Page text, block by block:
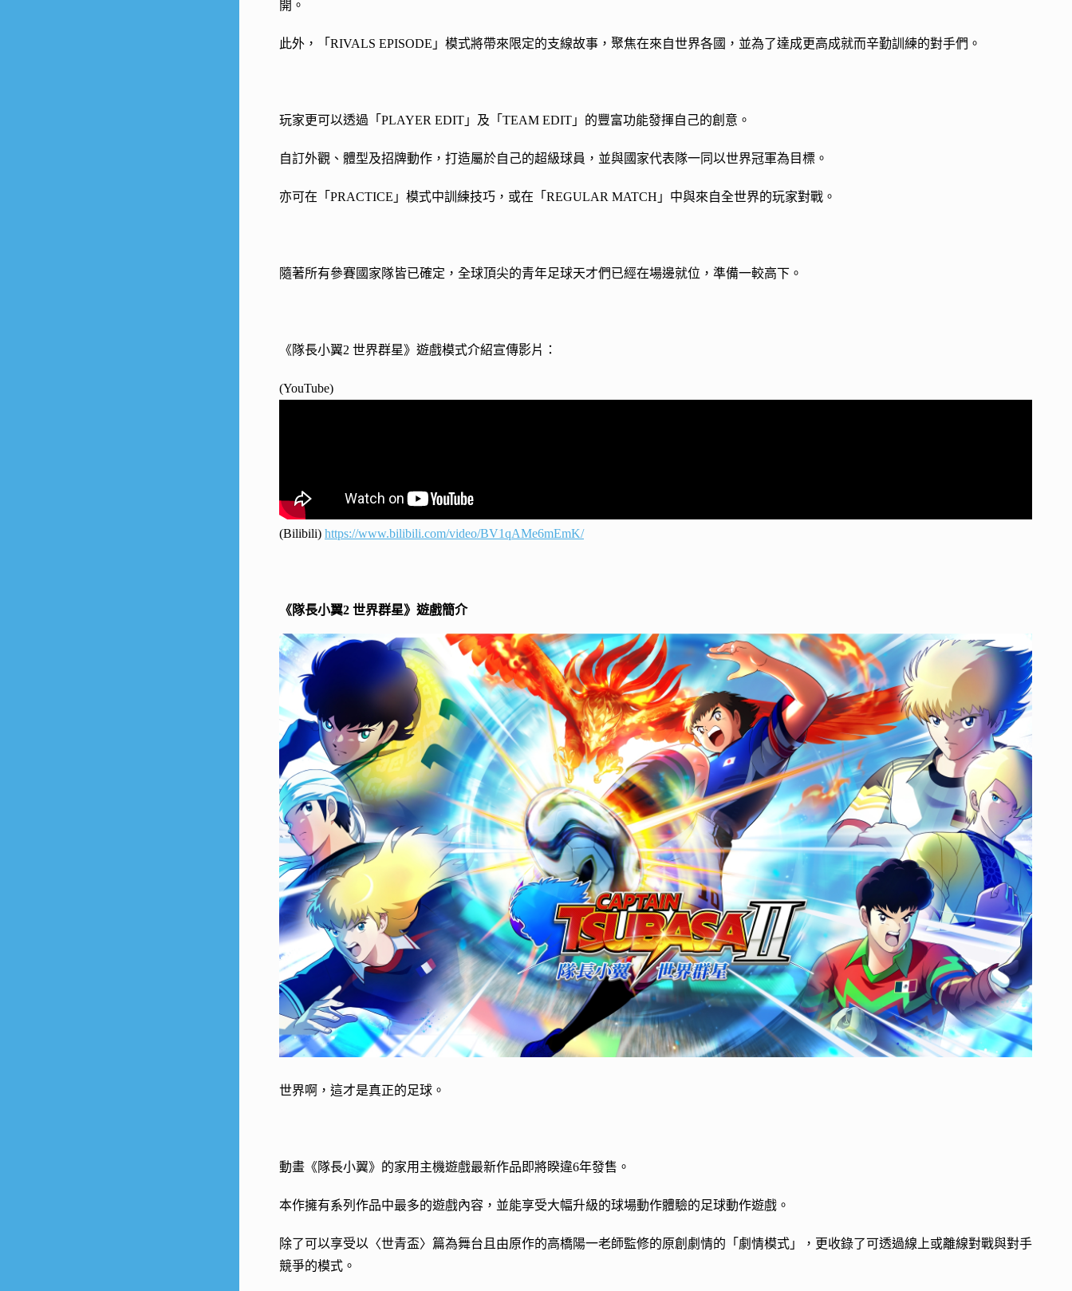
開。
此外，「RIVALS EPISODE」模式將帶來限定的支線故事，聚焦在來自世界各國，並為了達成更高成就而辛勤訓練的對手們。
玩家更可以透過「PLAYER EDIT」及「TEAM EDIT」的豐富功能發揮自己的創意。
自訂外觀、體型及招牌動作，打造屬於自己的超級球員，並與國家代表隊一同以世界冠軍為目標。
亦可在「PRACTICE」模式中訓練技巧，或在「REGULAR MATCH」中與來自全世界的玩家對戰。
隨著所有參賽國家隊皆已確定，全球頂尖的青年足球天才們已經在場邊就位，準備一較高下。
《隊長小翼2 世界群星》遊戲模式介紹宣傳影片：
(YouTube)
(Bilibili) https://www.bilibili.com/video/BV1qAMe6mEmK/
《隊長小翼2 世界群星》遊戲簡介
世界啊，這才是真正的足球。
動畫《隊長小翼》的家用主機遊戲最新作品即將睽違6年發售。
本作擁有系列作品中最多的遊戲內容，並能享受大幅升級的球場動作體驗的足球動作遊戲。
除了可以享受以〈世青盃〉篇為舞台且由原作的高橋陽一老師監修的原創劇情的「劇情模式」，更收錄了可透過線上或離線對戰與對手
競爭的模式。